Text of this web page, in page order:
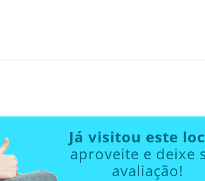
Já visitou este
aproveite e deixe
avaliação!